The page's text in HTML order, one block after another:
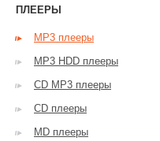
ПЛЕЕРЫ
MP3 плееры
MP3 HDD плееры
CD MP3 плееры
CD плееры
MD плееры